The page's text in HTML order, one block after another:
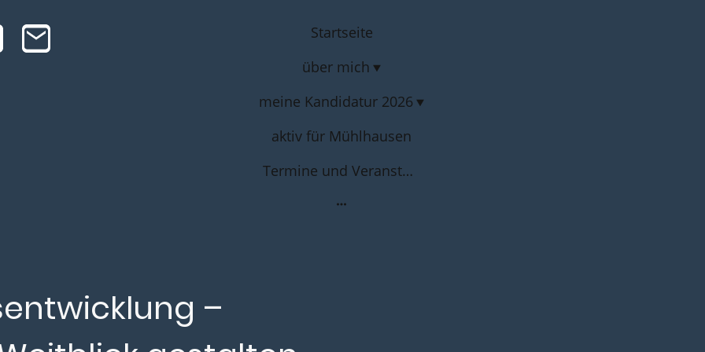
Startseite
über mich
meine Kandidatur 2026
aktiv für Mühlhausen
Termine und Veranstaltungen
–